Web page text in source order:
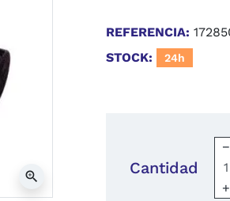
zoom_in
REFERENCIA:
STOCK:
24h
Cantidad
−
+